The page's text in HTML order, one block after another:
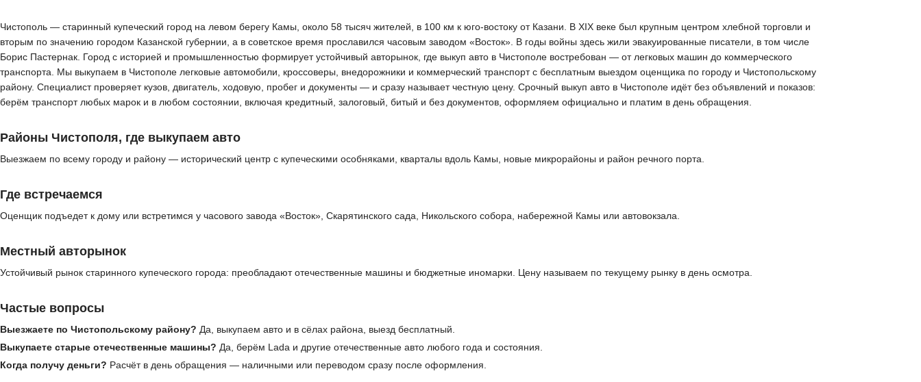
Чистополь — старинный купеческий город на левом берегу Камы, около 58 тысяч жителей, в 100 км к юго-востоку от Казани. В XIX веке был крупным центром хлебной торговли и
вторым по значению городом Казанской губернии, а в советское время прославился часовым заводом «Восток». В годы войны здесь жили эвакуированные писатели, в том числе
Борис Пастернак. Город с историей и промышленностью формирует устойчивый авторынок, где выкуп авто в Чистополе востребован — от легковых машин до коммерческого
транспорта. Мы выкупаем в Чистополе легковые автомобили, кроссоверы, внедорожники и коммерческий транспорт с бесплатным выездом оценщика по городу и Чистопольскому
району. Специалист проверяет кузов, двигатель, ходовую, пробег и документы — и сразу называет честную цену. Срочный выкуп авто в Чистополе идёт без объявлений и показов:
берём транспорт любых марок и в любом состоянии, включая кредитный, залоговый, битый и без документов, оформляем официально и платим в день обращения.
Районы Чистополя, где выкупаем авто
Выезжаем по всему городу и району — исторический центр с купеческими особняками, кварталы вдоль Камы, новые микрорайоны и район речного порта.
Где встречаемся
Оценщик подъедет к дому или встретимся у часового завода «Восток», Скарятинского сада, Никольского собора, набережной Камы или автовокзала.
Местный авторынок
Устойчивый рынок старинного купеческого города: преобладают отечественные машины и бюджетные иномарки. Цену называем по текущему рынку в день осмотра.
Частые вопросы
Выезжаете по Чистопольскому району? Да, выкупаем авто и в сёлах района, выезд бесплатный.
Выкупаете старые отечественные машины? Да, берём Lada и другие отечественные авто любого года и состояния.
Когда получу деньги? Расчёт в день обращения — наличными или переводом сразу после оформления.